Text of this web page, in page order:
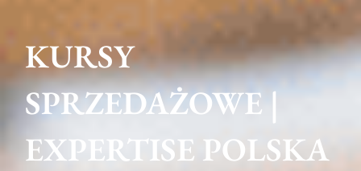
KURSY
SPRZEDAŻOWE |
EXPERTISE POLSKA